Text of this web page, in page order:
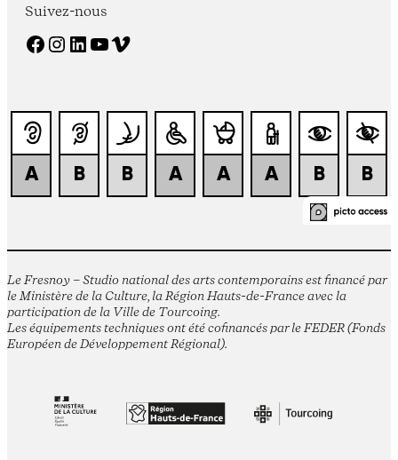
Suivez-nous
Facebook Instagram LinkedIn YouTube Vimeo
Le Fresnoy – Studio national des arts contemporains est financé par
le Ministère de la Culture, la Région Hauts-de-France avec la
participation de la Ville de Tourcoing.
Les équipements techniques ont été cofinancés par le FEDER (Fonds
Européen de Développement Régional).